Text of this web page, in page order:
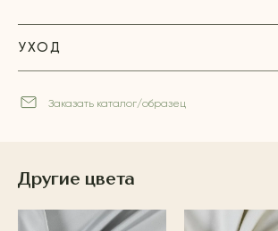
УХОД
Заказать каталог/образец
Другие цвета